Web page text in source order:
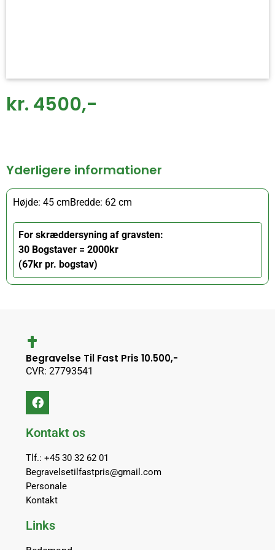
kr. 4500,-
Yderligere informationer
Højde: 45 cmBredde: 62 cm
For skræddersyning af gravsten:
30 Bogstaver = 2000kr
(67kr pr. bogstav)
Begravelse Til Fast Pris 10.500,-
CVR: 27793541
Kontakt os
Tlf.: +45 30 32 62 01
Begravelsetilfastpris@gmail.com
Personale
Kontakt
Links